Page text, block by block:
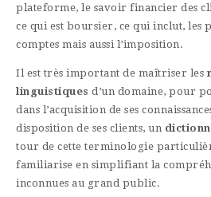
plateforme, le savoir financier des
ce qui est boursier, ce qui inclut, les
comptes mais aussi l’imposition.
Il est très important de maîtriser les
linguistiques d’un domaine, pour
dans l’acquisition de ses
disposition de ses clients, un
tour de cette terminologie
familiarise en simplifiant la
inconnues au grand public.